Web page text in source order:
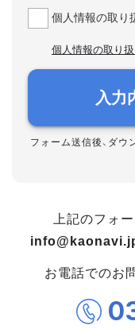
個人情報の取り
個人情報の取り
入力
フォーム送信後、ダ
上記のフォ
お電話でのお